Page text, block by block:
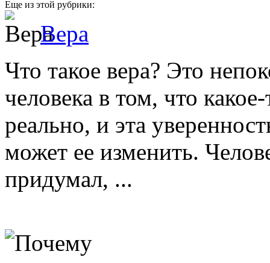
Еще из этой рубрики:
Вера
Что такое вера? Это
человека в том, что
реально, и эта
может ее изменить.
придумал, ...